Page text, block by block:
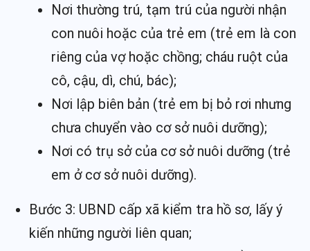
Nơi thường trú, tạm trú của người nhận
con nuôi hoặc của trẻ em (trẻ em là con
riêng của vợ hoặc chồng; cháu ruột của
cô, cậu, dì, chú, bác);
Nơi lập biên bản (trẻ em bị bỏ rơi nhưng
chưa chuyển vào cơ sở nuôi dưỡng);
Nơi có trụ sở của cơ sở nuôi dưỡng (trẻ
em ở cơ sở nuôi dưỡng).
Bước 3: UBND cấp xã kiểm tra hồ sơ, lấy ý
kiến những người liên quan;